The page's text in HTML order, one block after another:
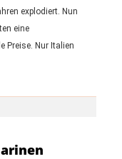
explodiert. Nun
eine
Preise. Nur Italien